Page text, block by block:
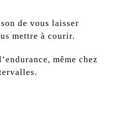
de vous laisser
mettre à courir.
même chez